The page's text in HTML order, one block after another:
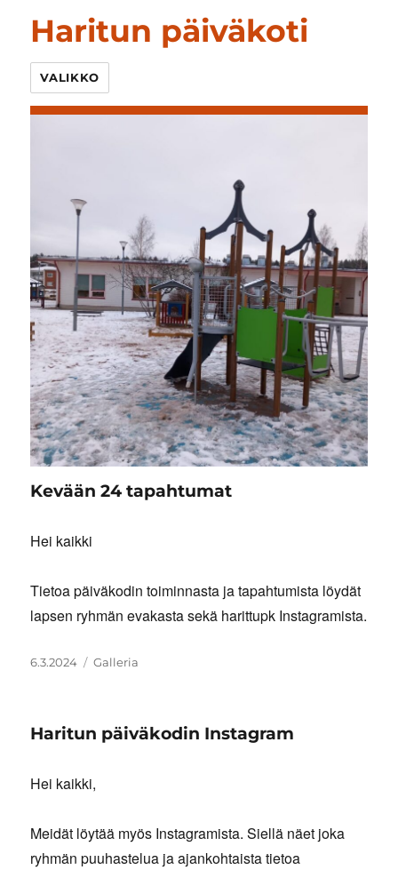
Haritun päiväkoti
VALIKKO
Kevään 24 tapahtumat
Hei kaikki
Tietoa päiväkodin toiminnasta ja tapahtumista löydät
lapsen ryhmän evakasta sekä harittupk Instagramista.
Julkaistu
6.3.2024 Artikkelimuoto
Galleria
Haritun päiväkodin Instagram
Hei kaikki,
Meidät löytää myös Instagramista. Siellä näet joka
ryhmän puuhastelua ja ajankohtaista tietoa